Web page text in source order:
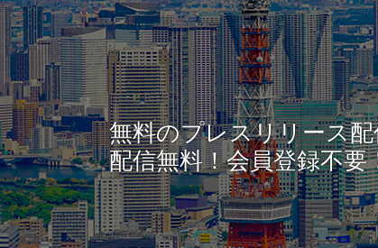
無料のプレスリリース
配信無料！会員登録不